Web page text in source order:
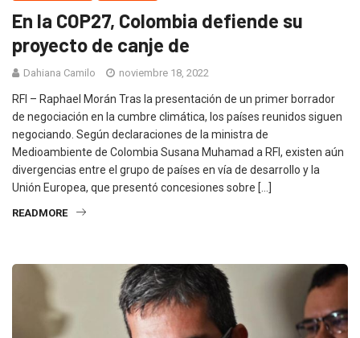
En la COP27, Colombia defiende su
proyecto de canje de
Dahiana Camilo noviembre 18, 2022
RFI – Raphael Morán Tras la presentación de un primer borrador
de negociación en la cumbre climática, los países reunidos siguen
negociando. Según declaraciones de la ministra de
Medioambiente de Colombia Susana Muhamad a RFI, existen aún
divergencias entre el grupo de países en vía de desarrollo y la
Unión Europea, que presentó concesiones sobre […]
READMORE